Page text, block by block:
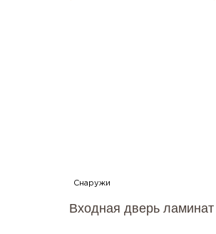
Входная дверь